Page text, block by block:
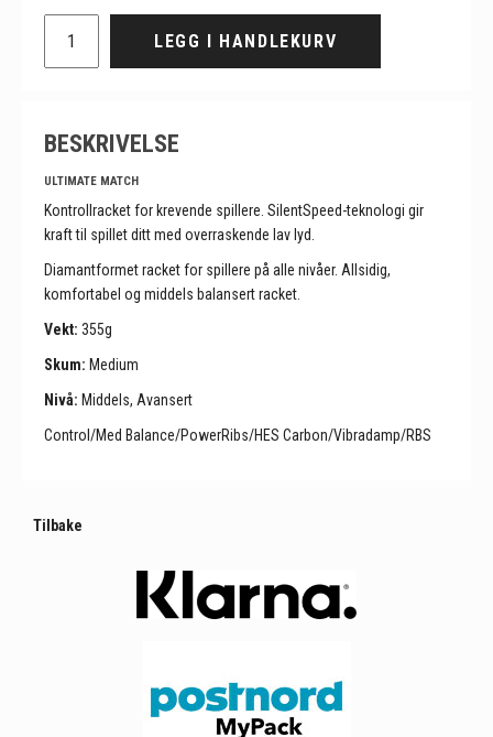
LEGG I HANDLEKURV
BESKRIVELSE
ULTIMATE MATCH
Kontrollracket for krevende spillere. SilentSpeed-teknologi gir
kraft til spillet ditt med overraskende lav lyd.
Diamantformet racket for spillere på alle nivåer. Allsidig,
komfortabel og middels balansert racket.
Vekt: 355g
Skum: Medium
Nivå: Middels, Avansert
Control/Med Balance/PowerRibs/HES Carbon/Vibradamp/RBS
Tilbake